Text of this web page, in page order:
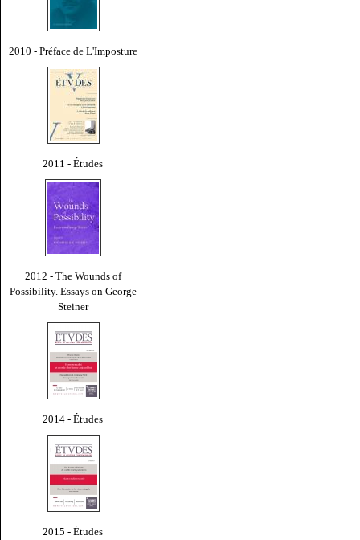
2010 - Préface de L'Imposture
2011 - Études
2012 - The Wounds of
Possibility. Essays on George
Steiner
2014 - Études
2015 - Études